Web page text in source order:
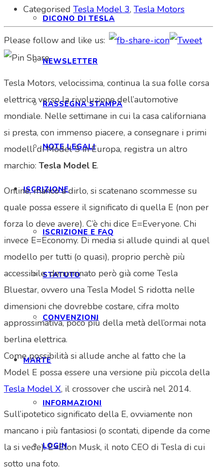
DICONO DI TESLA
NEWSLETTER
RASSEGNA STAMPA
NOTE LEGALI
ISCRIZIONE
ISCRIZIONE E FAQ
STATUTO
CONVENZIONI
MARTE
INFORMAZIONI
LOGIN
Categorised Tesla Model 3, Tesla Motors
Please follow and like us:
Tesla Motors, velocissima, continua la sua folle corsa
elettrica verso la rivoluzione dell’automotive
mondiale. Nelle settimane in cui la casa californiana
si presta, con immenso piacere, a consegnare i primi
modelli di Model S in Europa, registra un altro
marchio: Tesla Model E.
Online, manco a dirlo, si scatenano scommesse su
quale possa essere il significato di quella E (non per
forza lo deve avere). C’è chi dice E=Everyone. Chi
invece E=Economy. Di media si allude quindi al quel
modello per tutti (o quasi), proprio perchè più
accessibile, denominato però già come Tesla
Bluestar, ovvero una Tesla Model S ridotta nelle
dimensioni che dovrebbe costare, cifra molto
approssimativa, poco più della metà dell’ormai nota
berlina elettrica.
Come possibilità si allude anche al fatto che la
Model E possa essere una versione più piccola della
Tesla Model X, il crossover che uscirà nel 2014.
Sull’ipotetico significato della E, ovviamente non
mancano i più fantasiosi (o scontati, dipende da come
la si vede): E=Elon Musk, il noto CEO di Tesla di cui
sotto una foto.